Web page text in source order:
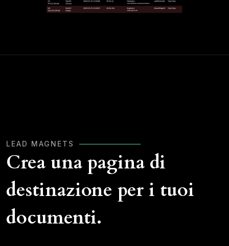
LEAD MAGNETS
Crea una pagina di
destinazione per i tuoi
documenti.